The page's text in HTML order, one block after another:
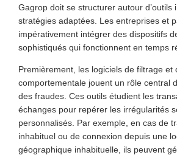
Gagrop doit se structurer autour d’outils
stratégies adaptées. Les entreprises et
impérativement intégrer des dispositifs
sophistiqués qui fonctionnent en temps
Premièrement, les logiciels de filtrage et
comportementale jouent un rôle central
des fraudes. Ces outils étudient les
échanges pour repérer les irrégularités
personnalisés. Par exemple, en cas de
inhabituel ou de connexion depuis une
géographique inhabituelle, ils peuvent